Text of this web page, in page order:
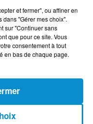
23/07/26
et fermer", ou affiner en
"Gérer mes choix".
sur "Continuer sans
que pour ce site. Vous
consentement à tout
en bas de chaque page.